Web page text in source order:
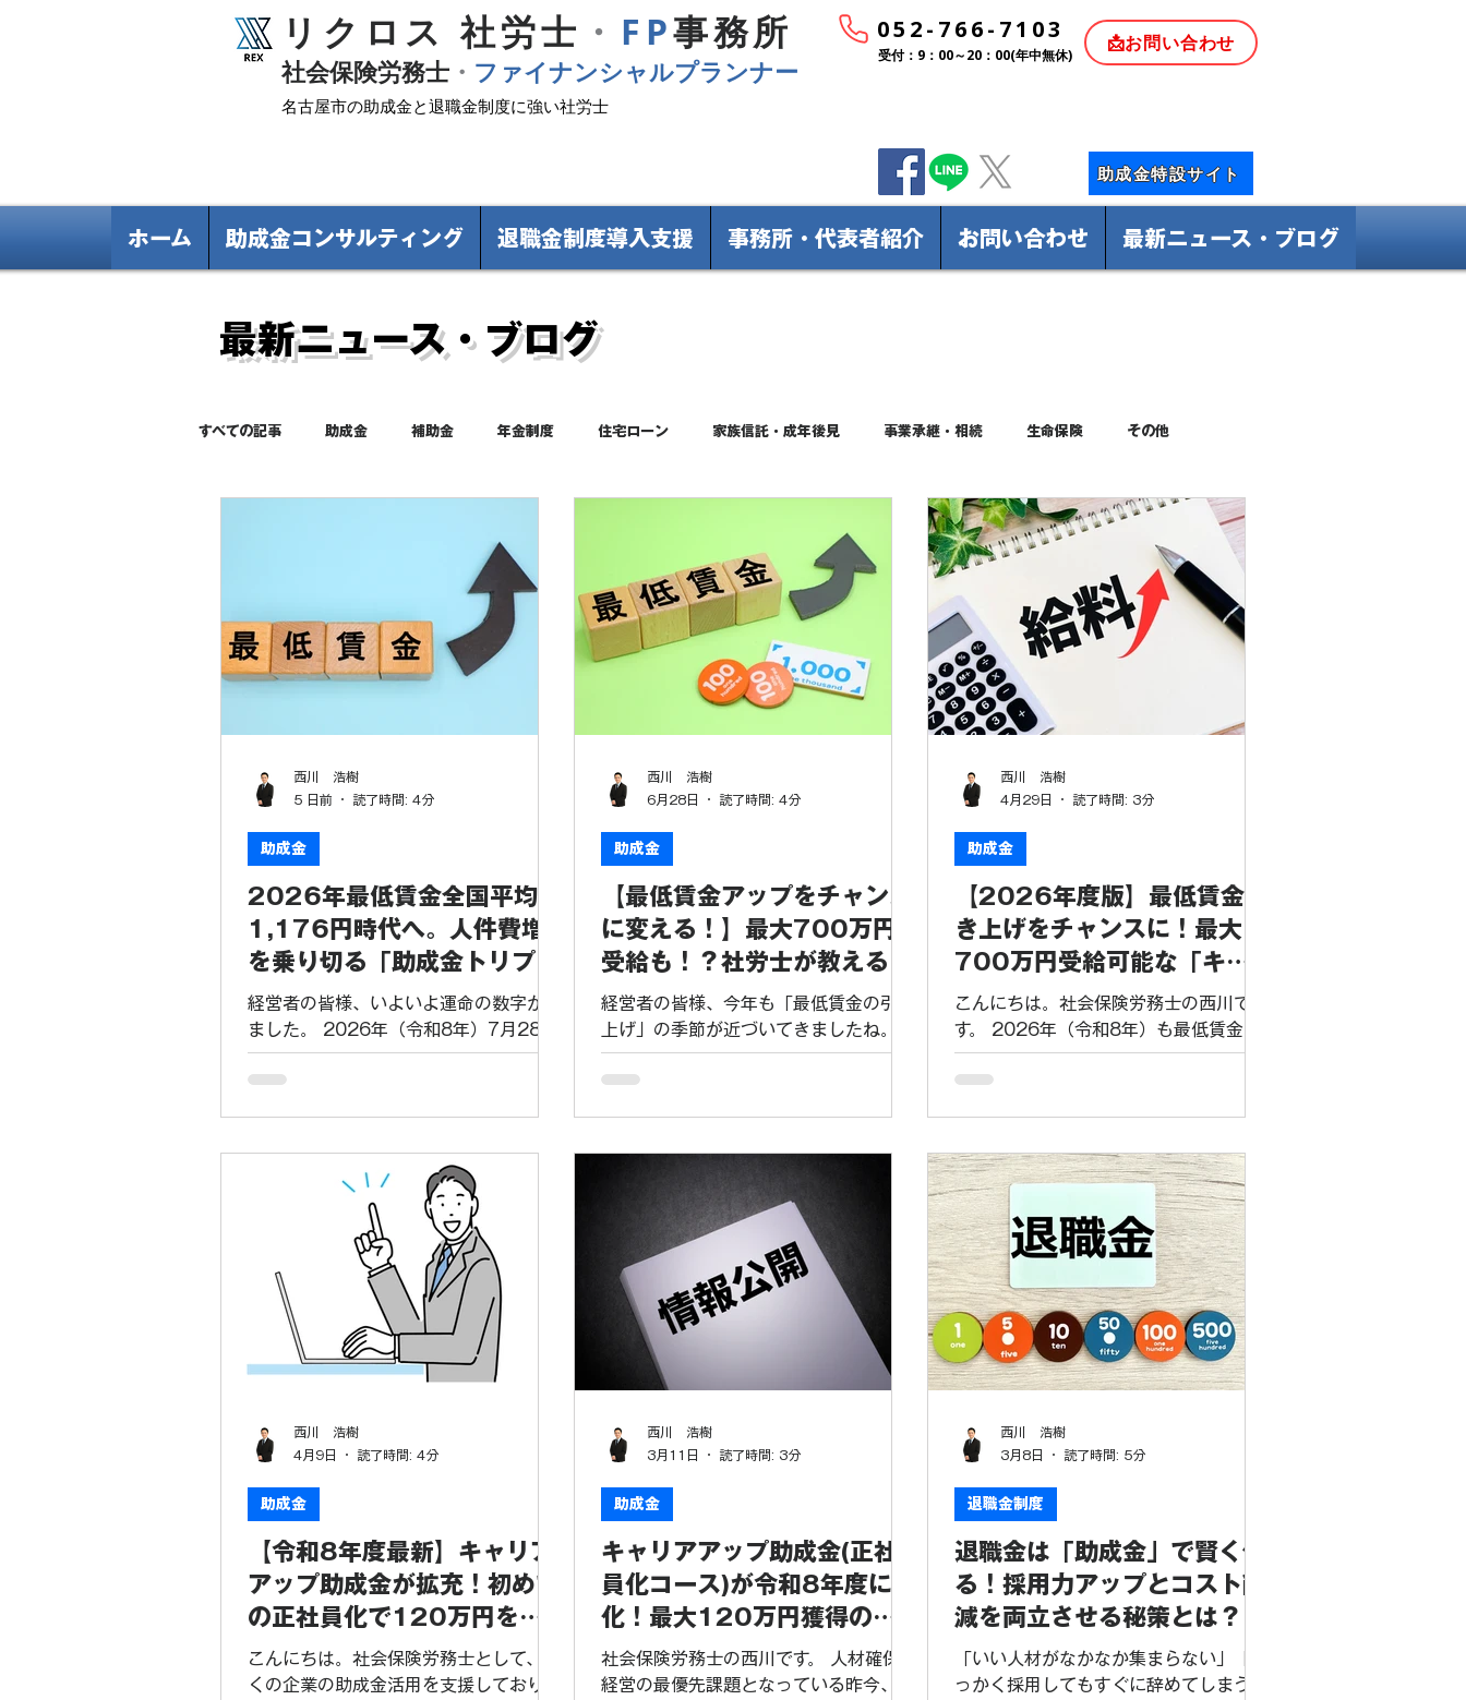
リクロス 社労士 ・ FP事務所
​社会保険労務士 ・ ファイナンシャルプランナー
052-766-7103
受付：9：00～20：00(年中無休)
📩お問い合わせ
名古屋市の助成金と退職金制度に強い社労士
助成金特設サイト
ホーム 助成金コンサルティング 退職金制度導入支援 事務所・代表者紹介 お問い合わせ 最新ニュース・ブログ
最新ニュース・ブログ
すべての記事 助成金 補助金 年金制度 住宅ローン 家族信託・成年後見 事業承継・相続 生命保険 その他
2026年最低賃金全国平均
1,176円時代へ。人件費増
を乗り切る「助成金トリプル
活用」の全貌をプロが解説
経営者の皆様、いよいよ運命の数字が出
ました。 2026年（令和8年）7月28
日、中央最低賃金審議会は今年度の最低
賃金の目安を、昨年度から全国平均で
の、依然として高い水準の引き上げであ
ることに変わりはありません。各都道府
県は今後、この目安を参考に改定額を決
定し、10月以降、順次適用されること
になります。 「毎年毎年、時給を上げる
だけで精一杯だ……」 そう嘆きたくな
るお気持ち、痛いほど分かります。しか
し、社会保険労務士であり、助成金の専
いない選択です。 国は、賃上げを行う企
意しています。今回は、この賃上げのタ
イミングで活用すべき「3つの強力な助
成金」を徹底解説します。 1. 設備投資
の決定版：業務改善助成金（最大600万
円） まず、生産性を向上させて「賃上
げできる体質」を作りたい企業に最適な
のが「業務改善助成金」です。...
助成金
西川 浩樹
5 日前
読了時間: 4分
【最低賃金アップをチャンス
に変える！】最大700万円
受給も！？社労士が教えるキ
ャリアアップ助成金「賃金規
定等改定コース」徹底活用術
経営者の皆様、今年も「最低賃金の引き
上げ」の季節が近づいてきましたね。
毎年、人件費の負担増に頭を悩ませてい
る方も多いのではないでしょうか。「ど
か？」 今回は、助成金の専門家である
社会保険労務士の視点から、非正規雇用
労働者の処遇改善を支援する「キャリア
アップ助成金（賃金規定等改定コー
ス）」について詳しく解説します。この
助成金を活用すれば、1年度1事業所あ
たり最大700万円（100人分）という大
きな助成を受けることも可能です。 1.
キャリアアップ助成金（賃金規定等改定
金」は、有期雇用労働者、短時間労働
規雇用労働者の企業内でのキャリアアッ
プを促進するための制度です。 その中で
も「賃金規定等改定コース」は、すべて
の、または一部の有期雇用労働者等の基
本給に関する賃金規定等を3％以上増額
改定し、実際にその規定を適用させた事
業主に対して助成されるものです。 つま
り、「最低賃金の上昇に合
助成金
西川 浩樹
6月28日
読了時間: 4分
【2026年度版】最低賃金引
き上げをチャンスに！最大
700万円受給可能な「キャ
リアアップ助成金」活用術
こんにちは。社会保険労務士の西川で
す。 2026年（令和8年）も最低賃金の
改定が行われる予定です。経営者の皆様
からは「人件費の負担が重い」という悲
する最大のチャンスです。 今回は、非正
規雇用労働者の処遇改善を支援する「キ
ャリアアップ助成金（賃金規定等改定コ
ース）」にスポットを当て、その魅力と
戦略的な活用法を解説します。 1. 驚き
の受給額！1人あたり最大7万円、100
名まで活用可能 この助成金の最大の特
徴は、その「使い勝手の良さ」と「受給
規模」にあります。 助成額のシミュレー
ション（中小企業の場合） 有期雇用労
人あたり以下の金額が支給されます 。
以上〜5%未満の増額： 5万円 5%以
上〜6%未満の増額： 6.5万円 6%以上
の増額： 7万円 【ここがポイント！】1
事業所あたり最大100人まで申請可能で
す。つまり、時給を6%以上引き上げた
場合、7万円 × 100人 ＝ 最大700万円
の
助成金
西川 浩樹
4月29日
読了時間: 3分
【令和8年度最新】キャリア
アップ助成金が拡充！初めて
の正社員化で120万円を受
給する方法
こんにちは。社会保険労務士として、多
くの企業の助成金活用を支援しておりま
助成金
西川 浩樹
4月9日
読了時間: 4分
キャリアアップ助成金(正社
員化コース)が令和8年度に進
化！最大120万円獲得の鍵
は「情報公開」にあり
社会保険労務士の西川です。 人材確保が
経営の最優先課題となっている昨今、非
助成金
西川 浩樹
3月11日
読了時間: 3分
退職金は「助成金」で賢く作
る！採用力アップとコスト削
減を両立させる秘策とは？
「いい人材がなかなか集まらない」「せ
っかく採用してもすぐに辞めてしまう」
退職金制度
西川 浩樹
3月8日
読了時間: 5分